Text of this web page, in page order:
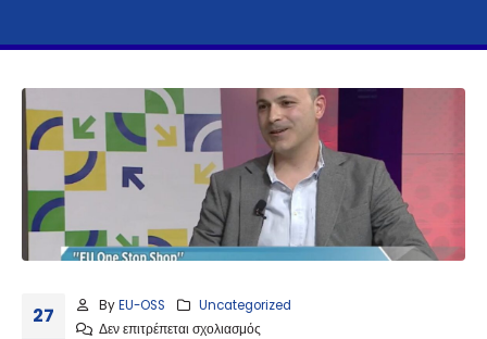
27 By EU-OSS
Uncategorized
Δεν επιτρέπεται σχολιασμός